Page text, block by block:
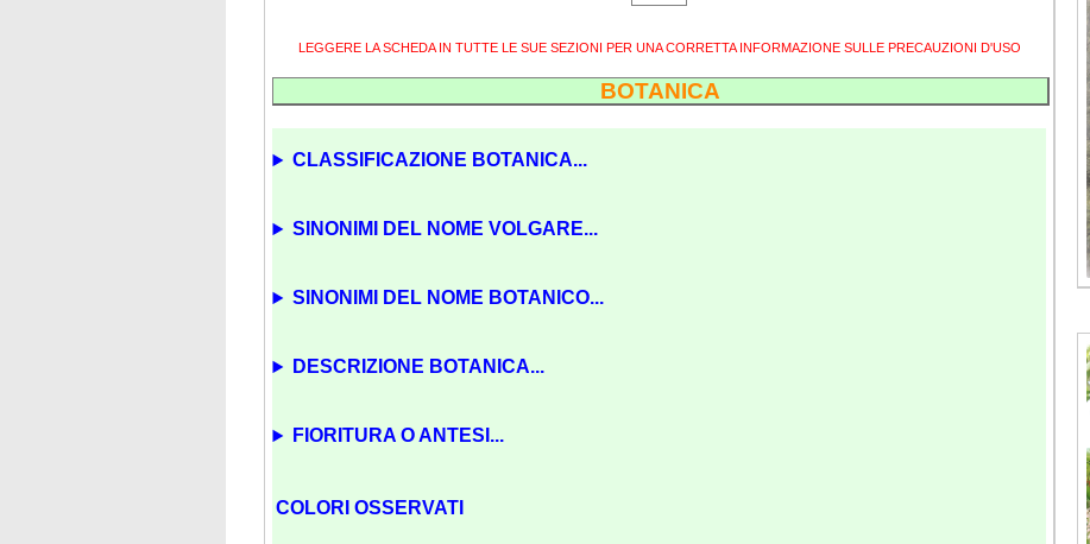
LEGGERE LA SCHEDA IN TUTTE LE SUE SEZIONI PER UNA CORRETTA INFORMAZIONE SULLE PRECAUZIONI D'USO
BOTANICA
CLASSIFICAZIONE BOTANICA...
SINONIMI DEL NOME VOLGARE...
SINONIMI DEL NOME BOTANICO...
DESCRIZIONE BOTANICA...
FIORITURA O ANTESI...
COLORI OSSERVATI